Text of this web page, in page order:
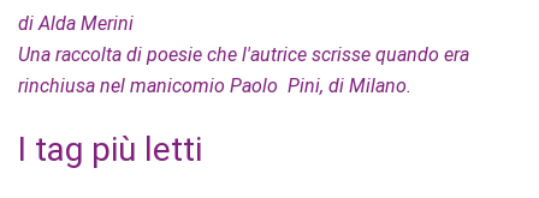
di Alda Merini
Una raccolta di poesie che l'autrice scrisse quando era
rinchiusa nel manicomio Paolo Pini, di Milano.
I tag più letti